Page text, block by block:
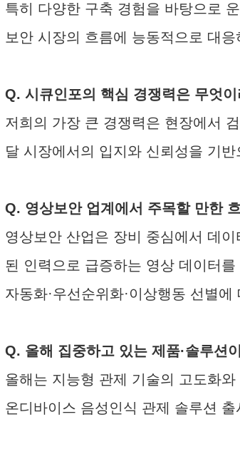
특히 다양한 구축 경험을 바탕으로
보안 시장의 흐름에 능동적으로 대
Q. 시큐인포의 핵심 경쟁력은 무엇
저희의 가장 큰 경쟁력은 현장에서
달 시장에서의 입지와 신뢰성을 기
Q. 영상보안 업계에서 주목할 만한
영상보안 산업은 장비 중심에서 데
된 인력으로 급증하는 영상 데이터
자동화·우선순위화·이상행동 선별
Q. 올해 집중하고 있는 제품·솔루션
올해는 지능형 관제 기술의 고도화
온디바이스 음성인식 관제 솔루션